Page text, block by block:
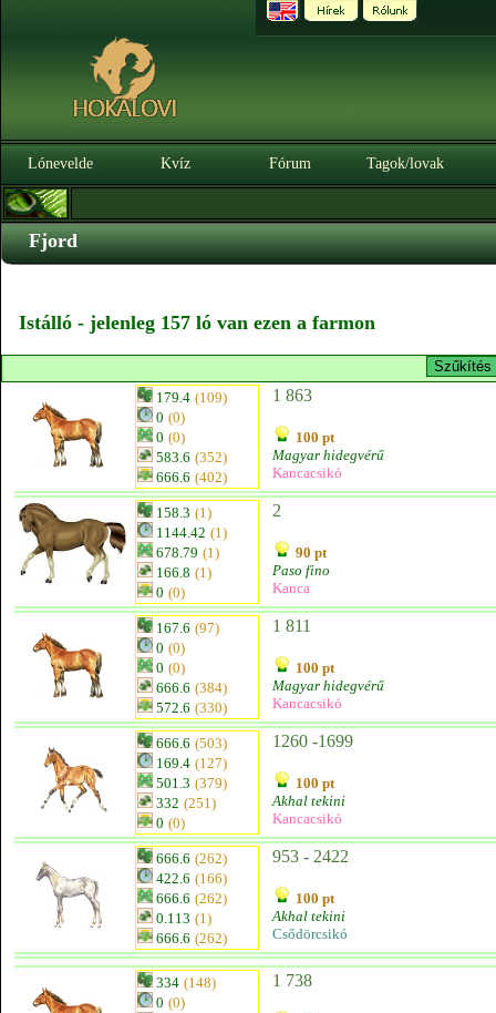
Lónevelde Kvíz Fórum Tagok/lovak
Fjord
Istálló - jelenleg 157 ló van ezen a farmon
179.4 (109)
0 (0)
0 (0)
583.6 (352)
666.6 (402)
1 863
100 pt
Magyar hidegvérű
Kancacsikó
158.3 (1)
1144.42 (1)
678.79 (1)
166.8 (1)
0 (0)
2
90 pt
Paso fino
Kanca
167.6 (97)
0 (0)
0 (0)
666.6 (384)
572.6 (330)
1 811
100 pt
Magyar hidegvérű
Kancacsikó
666.6 (503)
169.4 (127)
501.3 (379)
332 (251)
0 (0)
1260 -1699
100 pt
Akhal tekini
Kancacsikó
666.6 (262)
422.6 (166)
666.6 (262)
0.113 (1)
666.6 (262)
953 - 2422
100 pt
Akhal tekini
Csődörcsikó
334 (148)
0 (0)
1 738